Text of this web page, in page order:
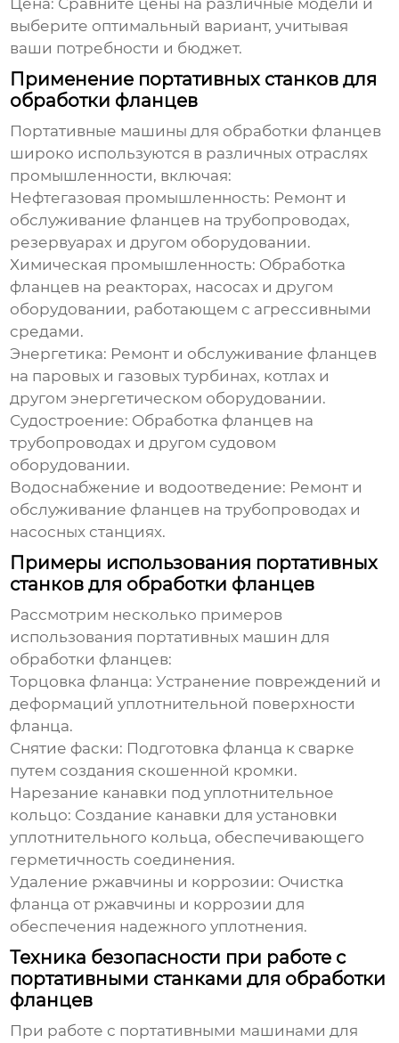
Цена: Сравните цены на различные модели и
выберите оптимальный вариант, учитывая
ваши потребности и бюджет.
Применение портативных станков для
обработки фланцев
Портативные машины для обработки фланцев
широко используются в различных отраслях
промышленности, включая:
Нефтегазовая промышленность: Ремонт и
обслуживание фланцев на трубопроводах,
резервуарах и другом оборудовании.
Химическая промышленность: Обработка
фланцев на реакторах, насосах и другом
оборудовании, работающем с агрессивными
средами.
Энергетика: Ремонт и обслуживание фланцев
на паровых и газовых турбинах, котлах и
другом энергетическом оборудовании.
Судостроение: Обработка фланцев на
трубопроводах и другом судовом
оборудовании.
Водоснабжение и водоотведение: Ремонт и
обслуживание фланцев на трубопроводах и
насосных станциях.
Примеры использования портативных
станков для обработки фланцев
Рассмотрим несколько примеров
использования портативных машин для
обработки фланцев:
Торцовка фланца: Устранение повреждений и
деформаций уплотнительной поверхности
фланца.
Снятие фаски: Подготовка фланца к сварке
путем создания скошенной кромки.
Нарезание канавки под уплотнительное
кольцо: Создание канавки для установки
уплотнительного кольца, обеспечивающего
герметичность соединения.
Удаление ржавчины и коррозии: Очистка
фланца от ржавчины и коррозии для
обеспечения надежного уплотнения.
Техника безопасности при работе с
портативными станками для обработки
фланцев
При работе с портативными машинами для